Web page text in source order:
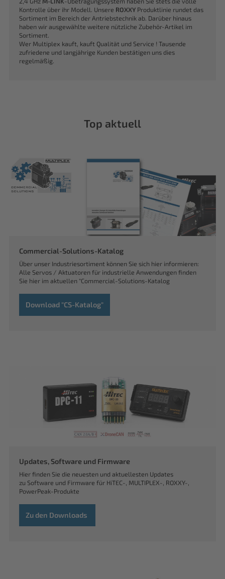
Kontrolle über ihr Modell. Unsere ROXXY Produktlinie rundet das
Sortiment im Bereich der Antriebstechnik ab. Darüber hinaus
haben wir ausgewählte weitere nützliche Zubehör-Artikel im
Sortiment.
Wer Multiplex kauft, kauft Qualität und Service ! Tausende
zufriedene und langjährige Kunden bestätigen uns dies
regelmäßig.
Top aktuell
Commercial-Solutions-Katalog
Über unser Industriesortiment können Sie sich hier informieren:
Alle Servos / Aktuatoren für industrielle Anwendungen finden
Sie hier im aktuellen "Commercial-Solutions-Katalog
Download "CS-Katalog"
Updates, Software und Firmware
Hier finden Sie die neuesten und aktuellesten Updates
zu Software und Firmware für HiTEC-, MULTIPLEX-, ROXXY-,
PowerPeak-Produkte
Zu den Downloads